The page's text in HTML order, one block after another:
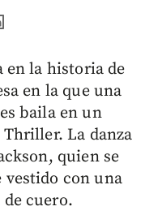
en la historia de
en la que una
baila en un
La danza
quien se
con una
cuero.